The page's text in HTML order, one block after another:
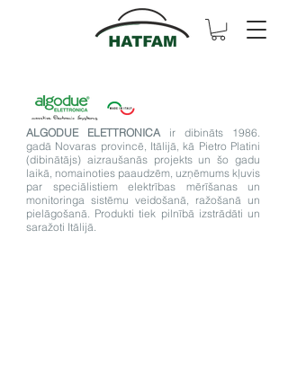
ALGODUE ELETTRONICA ir dibināts 1986.
gadā Novaras provincē, Itālijā, kā Pietro Platini
(dibinātājs) aizraušanās projekts un šo gadu
laikā, nomainoties paaudzēm, uzņēmums kļuvis
par speciālistiem elektrības mērīšanas un
monitoringa sistēmu veidošanā, ražošanā un
pielāgošanā. Produkti tiek pilnībā izstrādāti un
saražoti Itālijā.